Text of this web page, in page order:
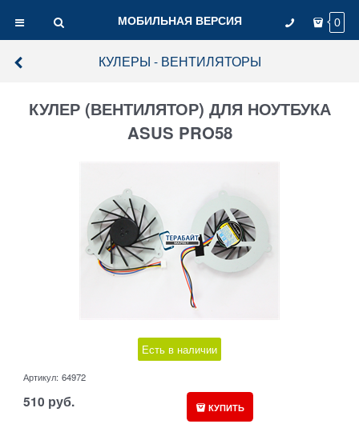
МОБИЛЬНАЯ ВЕРСИЯ 0
КУЛЕРЫ - ВЕНТИЛЯТОРЫ
КУЛЕР (ВЕНТИЛЯТОР) ДЛЯ НОУТБУКА
ASUS PRO58
Есть в наличии
Артикул: 64972
510 руб. КУПИТЬ